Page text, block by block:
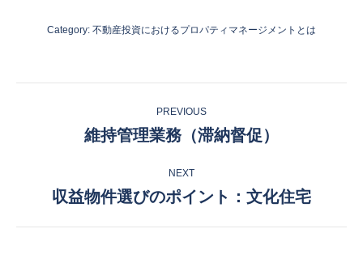
Category: 不動産投資におけるプロパティマネージメントとは
navigation
PREVIOUS
Previous
維持管理業務（滞納督促）
NEXT
Next
収益物件選びのポイント：文化住宅